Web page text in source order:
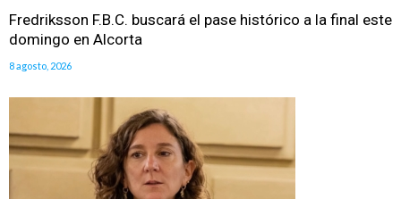
Fredriksson F.B.C. buscará el pase histórico a la final este
domingo en Alcorta
8 agosto, 2026